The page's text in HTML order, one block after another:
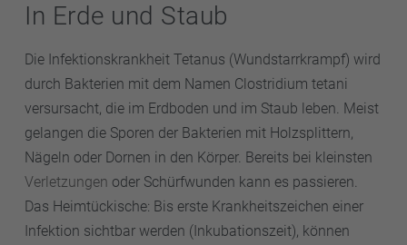
In Erde und Staub
Die Infektionskrankheit Tetanus (Wundstarrkrampf) wird
durch Bakterien mit dem Namen Clostridium tetani
versursacht, die im Erdboden und im Staub leben. Meist
gelangen die Sporen der Bakterien mit Holzsplittern,
Nägeln oder Dornen in den Körper. Bereits bei kleinsten
Verletzungen oder Schürfwunden kann es passieren.
Das Heimtückische: Bis erste Krankheitszeichen einer
Infektion sichtbar werden (Inkubationszeit), können